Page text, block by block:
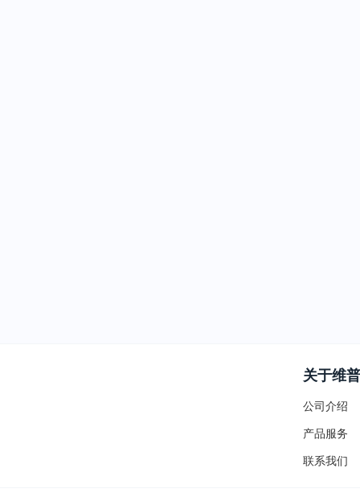
关于维普
公司介绍
产品服务
联系我们